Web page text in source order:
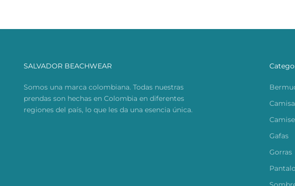
SALVADOR BEACHWEAR
Somos una marca colombiana. Todas nuestras
prendas son hechas en Colombia en diferentes
regiones del país, lo que les da una esencia única.
Gafas
Gorras